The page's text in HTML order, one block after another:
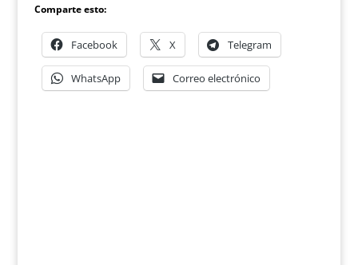
Comparte esto:
Facebook X Telegram
WhatsApp Correo electrónico